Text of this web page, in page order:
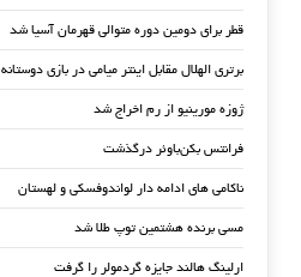
قطر برای دومین دوره متوالی قهرمان آسیا شد
برتری الهلال مقابل اینتر میامی در بازی دوستانه
ژوزه مورینیو از رم اخراج شد
فرانتس بکن‌باوئر درگذشت
ناکامی های ادامه دار لواندوفسکی و لهستان
مسی برنده هشتمین توپ طلا شد
ارلینگ هالند جایزه گردمولر را گرفت